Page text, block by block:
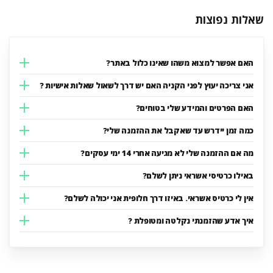
שאלות נפוצות
האם אפשר למצוא משהו שאינו כלול באתר?
אני צריכה יעוץ לפני הקניה האם יש דרך לשאול שאלות אישיות ?
האם הפרטים והמידע שלי בטוחים?
כמה זמן יידרש עד שאקבל את ההזמנה שלי?
מה אם ההזמנה שלי לא מגיעה אחרי 14 ימי עסקים?
באילו כרטיסי אשראי ניתן לשלם?
אין לי כרטיס אשראי. באיזו דרך חלופית אני יכולה לשלם?
איך אדע שהזמנתי נקלטה ומטופלת ?